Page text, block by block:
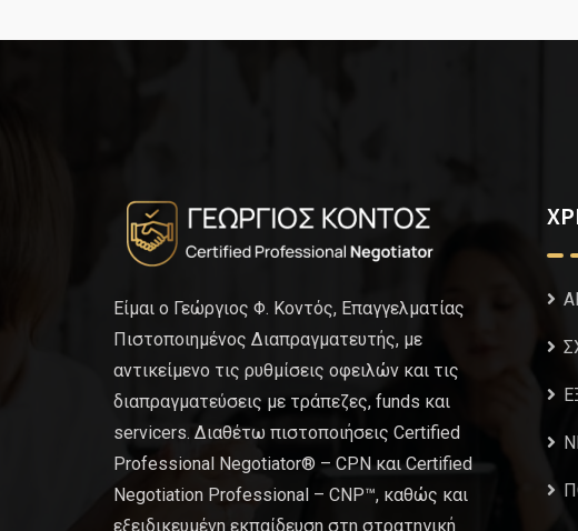
Είμαι ο Γεώργιος Φ. Κοντός, Επαγγελματίας
Πιστοποιημένος Διαπραγματευτής, με
αντικείμενο τις ρυθμίσεις οφειλών και τις
διαπραγματεύσεις με τράπεζες, funds και
servicers. Διαθέτω πιστοποιήσεις Certified
Professional Negotiator® – CPN και Certified
Negotiation Professional – CNP™, καθώς και
εξειδικευμένη εκπαίδευση στη στρατηγική